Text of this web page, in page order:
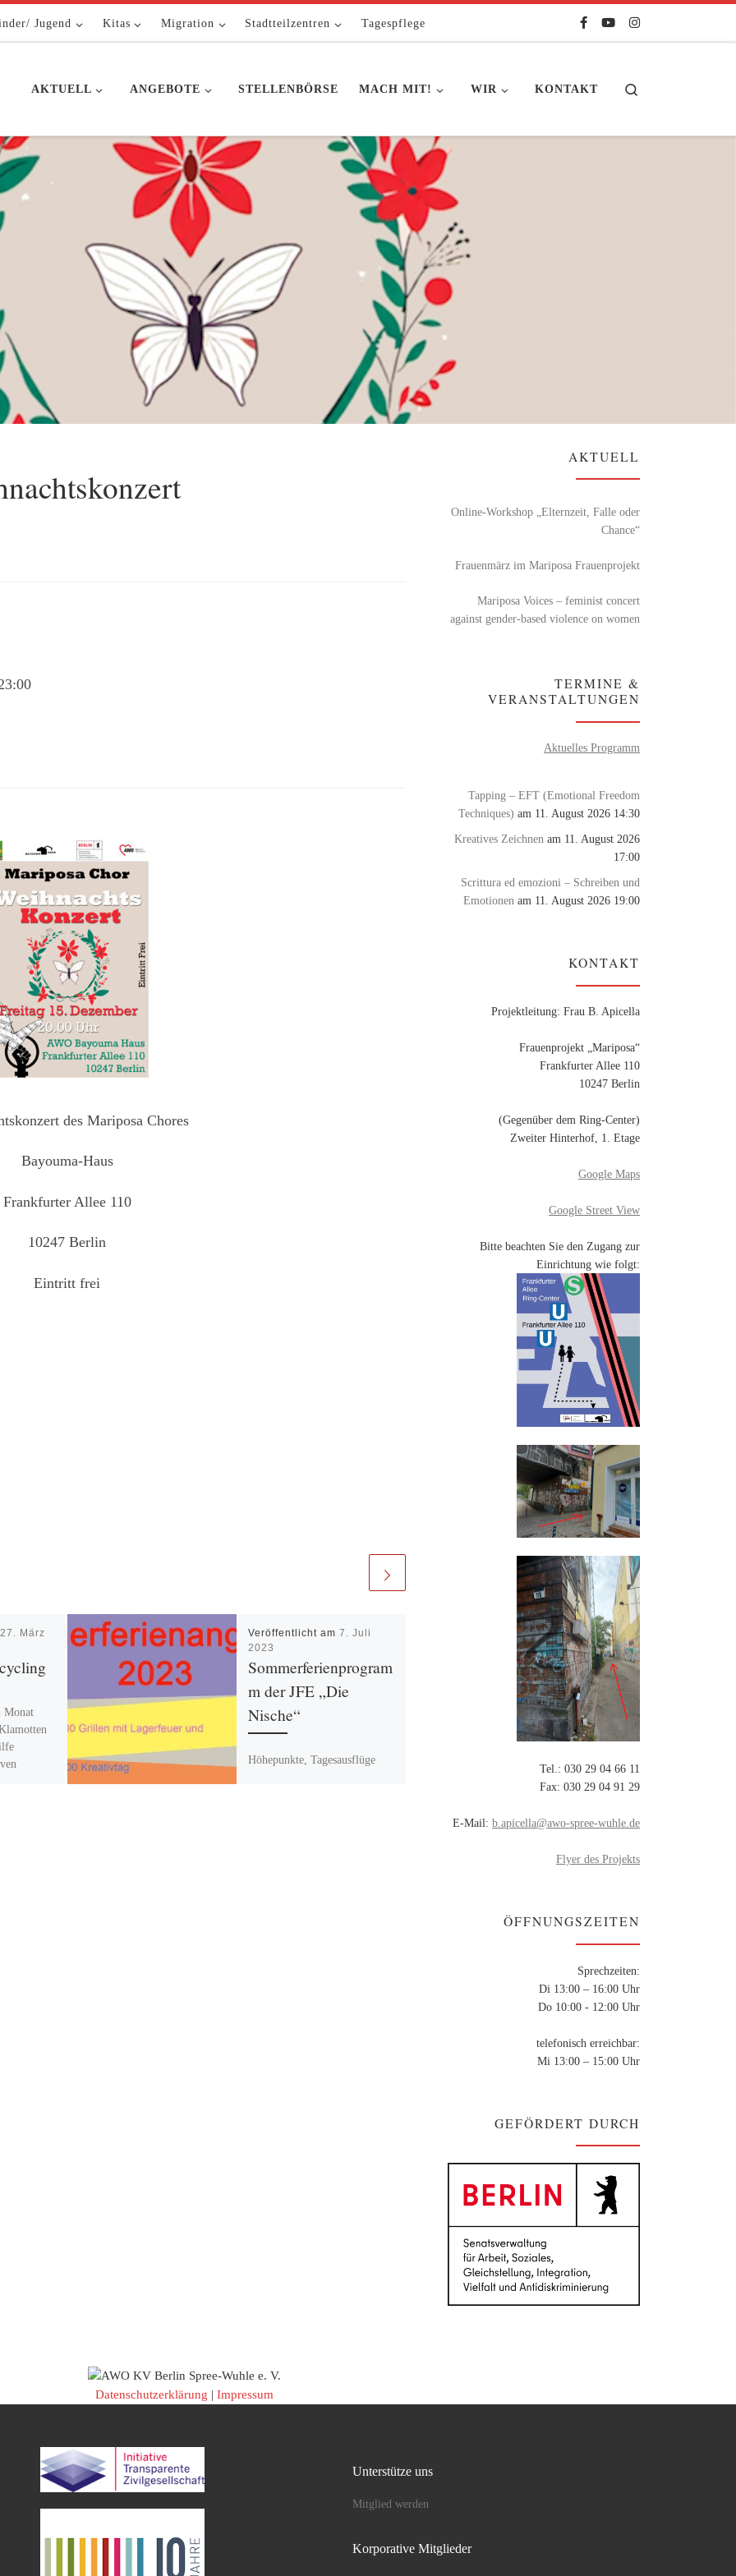
Jugend Kitas Migration Stadtteilzentren Tagespflege
AKTUELL ANGEBOTE STELLENBÖRSE MACH MIT! WIR KONTAKT
des Mariposa Chores
Bayouma-Haus
Frankfurter Allee 110
10247 Berlin
Eintritt frei
27. März
Monat
Veröffentlicht am 7. Juli
2023
Sommerferienprogram
m der JFE „Die
Nische“
Höhepunkte, Tagesausflüge
Veröffentlicht am
Dezember 2024
DVD Nachmittag
AKTUELL
Online-Workshop „Elternzeit, Falle oder
Chance“
Frauenmärz im Mariposa Frauenprojekt
Mariposa Voices – feminist concert
against gender-based violence on women
TERMINE &
VERANSTALTUNGEN
Aktuelles Programm
Tapping – EFT (Emotional Freedom
Techniques) am 11. August 2026 14:30
Kreatives Zeichnen am 11. August 2026
17:00
Scrittura ed emozioni – Schreiben und
Emotionen am 11. August 2026 19:00
KONTAKT
Projektleitung: Frau B. Apicella
Frauenprojekt „Mariposa“
Frankfurter Allee 110
10247 Berlin
(Gegenüber dem Ring-Center)
Zweiter Hinterhof, 1. Etage
Google Maps
Google Street View
Bitte beachten Sie den Zugang zur
Einrichtung wie folgt:
Tel.: 030 29 04 66 11
Fax: 030 29 04 91 29
E-Mail: b.apicella@awo-spree-wuhle.de
Flyer des Projekts
ÖFFNUNGSZEITEN
Sprechzeiten:
Di 13:00 – 16:00 Uhr
Do 10:00 - 12:00 Uhr
telefonisch erreichbar:
Mi 13:00 – 15:00 Uhr
GEFÖRDERT DURCH
Datenschutzerklärung | Impressum
Unterstütze uns
Mitglied werden
Korporative Mitglieder